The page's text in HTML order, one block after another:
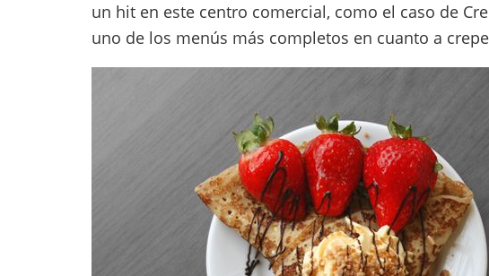
un hit en este centro comercial, como el caso de
uno de los menús más completos en cuanto a